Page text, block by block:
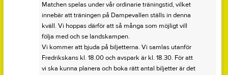
Matchen spelas under vår ordinarie träningstid, vilket
innebär att träningen på Dampevallen ställs in denna
kväll. Vi hoppas därför att så många som möjligt vill
följa med och se landskampen.
Vi kommer att bjuda på biljetterna. Vi samlas utanför
Fredrikskans kl. 18.00 och avspark är kl. 18.30. För att
vi ska kunna planera och boka rätt antal biljetter är det